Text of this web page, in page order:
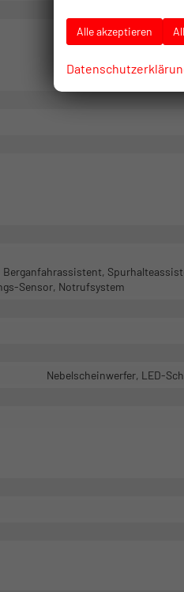
Sensor, Notrufsystem
Nebelscheinwerfer, LED-
Alle akzeptieren